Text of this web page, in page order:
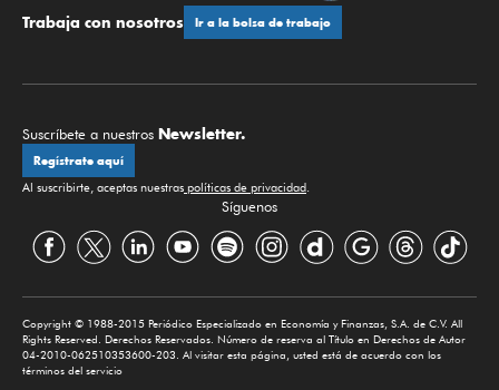
Trabaja con nosotros Ir a la bolsa de trabajo
Suscríbete a nuestros Newsletter.
Regístrate aquí
Al suscribirte, aceptas nuestras políticas de privacidad.
Síguenos
Copyright © 1988-2015 Periódico Especializado en Economía y Finanzas, S.A. de C.V. All
Rights Reserved. Derechos Reservados. Número de reserva al Título en Derechos de Autor
04-2010-062510353600-203. Al visitar esta página, usted está de acuerdo con los
términos del servicio